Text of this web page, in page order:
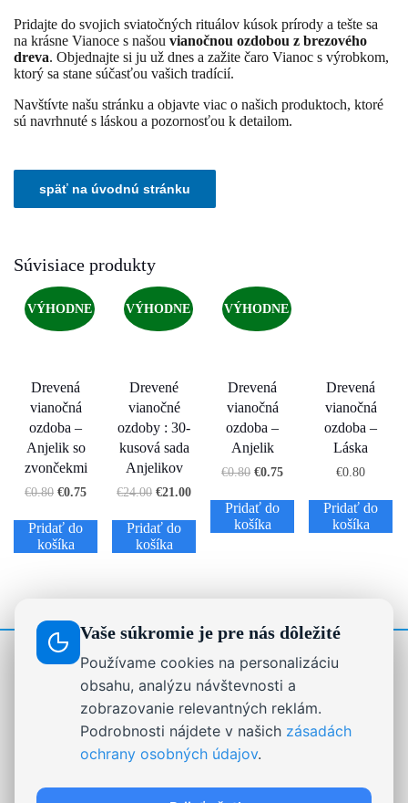
Pridajte do svojich sviatočných rituálov kúsok prírody a tešte sa
na krásne Vianoce s našou vianočnou ozdobou z brezového
dreva. Objednajte si ju už dnes a zažite čaro Vianoc s výrobkom,
ktorý sa stane súčasťou vašich tradícií.
Navštívte našu stránku a objavte viac o našich produktoch, ktoré
sú navrhnuté s láskou a pozornosťou k detailom.
Súvisiace produkty
VÝHODNE
Drevená
vianočná
ozdoba –
Anjelik so
zvončekmi
€0.80 €0.75
Pridať do
košíka
VÝHODNE
Drevené
vianočné
ozdoby : 30-
kusová sada
Anjelikov
€24.00 €21.00
Pridať do
košíka
VÝHODNE
Drevená
vianočná
ozdoba –
Anjelik
€0.80 €0.75
Pridať do
košíka
Drevená
vianočná
ozdoba –
Láska
€0.80
Pridať do
košíka
STRÁNKY
Drevené dekorácie, darčeky a nápisy na mieru |
Ausis.sk
Formulár na odstúpenie od zmluvy
On-line chat
Vaše súkromie je pre nás dôležité
Používame cookies na personalizáciu
obsahu, analýzu návštevnosti a
zobrazovanie relevantných reklám.
Podrobnosti nájdete v našich zásadách
ochrany osobných údajov.